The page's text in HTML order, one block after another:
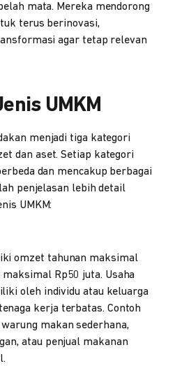
mata. Mereka mendorong
terus berinovasi,
agar tetap relevan
UMKM
menjadi tiga kategori
dan aset. Setiap kategori
dan mencakup berbagai
penjelasan lebih detail
UMKM:
omzet tahunan maksimal
maksimal Rp50 juta. Usaha
oleh individu atau keluarga
kerja terbatas. Contoh
makan sederhana,
atau penjual makanan